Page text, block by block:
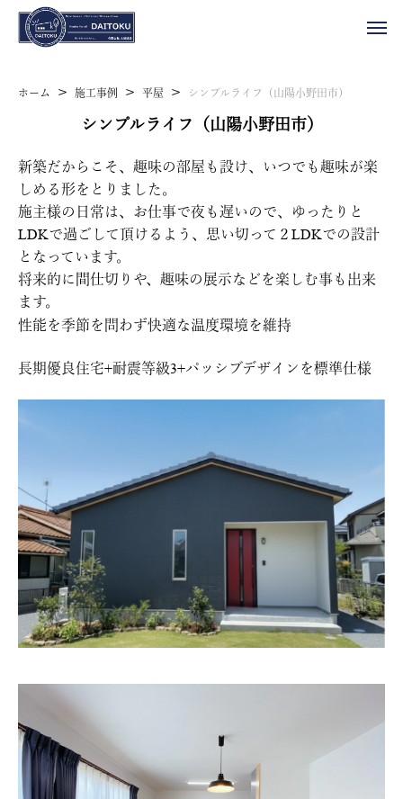
ホーム > 施工事例 > 平屋 > シンプルライフ（山陽小野田市）
シンプルライフ（山陽小野田市）
新築だからこそ、趣味の部屋も設け、いつでも趣味が楽
しめる形をとりました。
施主様の日常は、お仕事で夜も遅いので、ゆったりと
LDKで過ごして頂けるよう、思い切って２LDKでの設計
となっています。
将来的に間仕切りや、趣味の展示などを楽しむ事も出来
ます。
性能を季節を問わず快適な温度環境を維持
長期優良住宅+耐震等級3+パッシブデザインを標準仕様